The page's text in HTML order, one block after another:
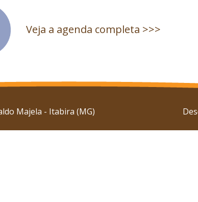
Veja a agenda completa >>>
Majela - Itabira (MG)